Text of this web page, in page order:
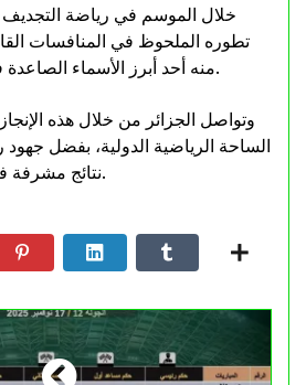
خلال الموسم في رياضة التجديف
تطوره الملحوظ في المنافسات
منه أحد أبرز الأسماء الصاعدة في الرياضة البارالمبية.
وتواصل الجزائر من خلال هذه
الساحة الرياضية الدولية، بفضل جهود
نتائج مشرفة في مختلف التخصصات.